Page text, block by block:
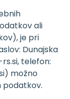
ali
je pri
Dunajska
telefon:
možno
podatkov.